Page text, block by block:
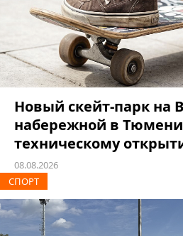
Новый скейт-парк на
набережной в Тюмени
техническому
08.08.2026
СПОРТ